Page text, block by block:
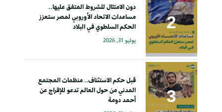
دون الامتثال للشروط المتفق عليها..
مساعدات الاتحاد الأوروبي لمصر ستعزز
الحكم السلطوي في البلاد
يوليو 31, 2026
قبل حكم الاستئناف.. منظمات المجتمع
المدني من حول العالم تدعو للإفراج عن
أحمد دومة